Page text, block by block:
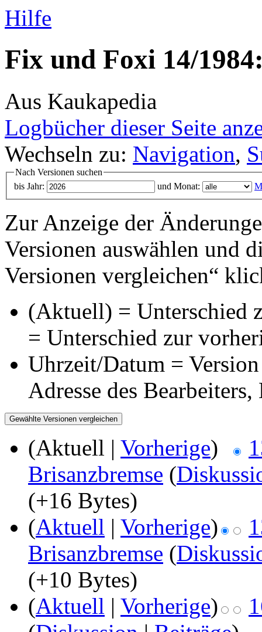
Hilfe
Fix und Foxi 14/
Aus Kaukapedia
Logbücher dieser Seite
Wechseln zu: Navigation,
Nach Versionen suchen
bis Jahr:
und Monat:
Zur Anzeige der
Versionen auswählen und
Versionen vergleichen“
(Aktuell) = Unterschied
= Unterschied zur
Uhrzeit/Datum =
Adresse des
(Aktuell | Vorherige)
Brisanzbremse (
(+16 Bytes)
(Aktuell | Vorherige)
Brisanzbremse (
(+10 Bytes)
(Aktuell | Vorherige)